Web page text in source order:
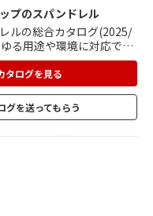
プのスパンドレル
ルの総合カタログ(2025/
性に優れた製品を 多数ご
築現場へ納入できる態勢
(ヒ
アルミ、アルミ押出型材
ーの素材を採用。耐久
タログを見る
グを送ってもらう